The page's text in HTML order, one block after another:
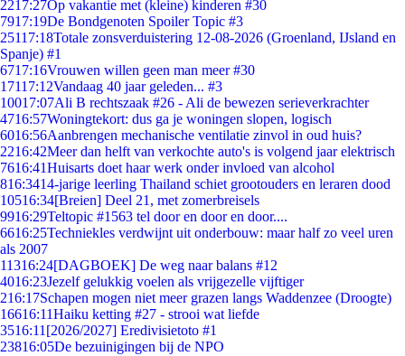
2217:27Op vakantie met (kleine) kinderen #30
7917:19De Bondgenoten Spoiler Topic #3
25117:18Totale zonsverduistering 12-08-2026 (Groenland, IJsland en
Spanje) #1
6717:16Vrouwen willen geen man meer #30
17117:12Vandaag 40 jaar geleden... #3
10017:07Ali B rechtszaak #26 - Ali de bewezen serieverkrachter
4716:57Woningtekort: dus ga je woningen slopen, logisch
6016:56Aanbrengen mechanische ventilatie zinvol in oud huis?
2216:42Meer dan helft van verkochte auto's is volgend jaar elektrisch
7616:41Huisarts doet haar werk onder invloed van alcohol
816:3414-jarige leerling Thailand schiet grootouders en leraren dood
10516:34[Breien] Deel 21, met zomerbreisels
9916:29Teltopic #1563 tel door en door en door....
6616:25Techniekles verdwijnt uit onderbouw: maar half zo veel uren
als 2007
11316:24[DAGBOEK] De weg naar balans #12
4016:23Jezelf gelukkig voelen als vrijgezelle vijftiger
216:17Schapen mogen niet meer grazen langs Waddenzee (Droogte)
16616:11Haiku ketting #27 - strooi wat liefde
3516:11 [2026/2027] Eredivisietoto #1
23816:05De bezuinigingen bij de NPO